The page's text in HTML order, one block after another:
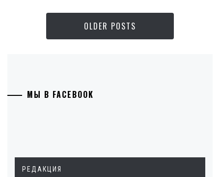
OLDER POSTS
МЫ В FACEBOOK
РЕДАКЦИЯ